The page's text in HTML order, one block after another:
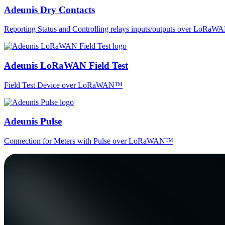
Adeunis Dry Contacts
Reporting Status and Controlling relays inputs/outputs over
Adeunis LoRaWAN Field Test
Field Test Device over LoRaWAN™
Adeunis Pulse
Connection for Meters with Pulse over LoRaWAN™